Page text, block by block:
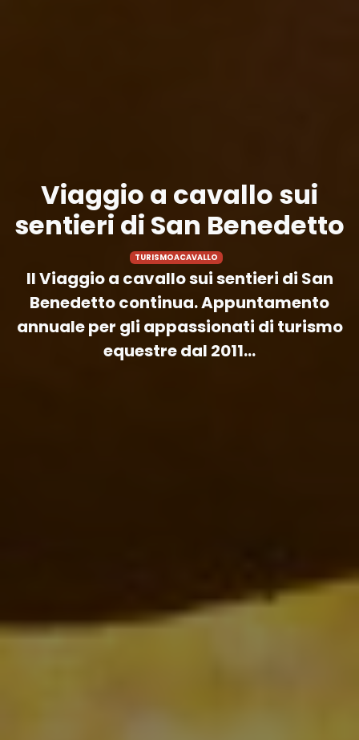
Viaggio a cavallo sui
sentieri di San Benedetto
TURISMOACAVALLO
Il Viaggio a cavallo sui sentieri di San
Benedetto continua. Appuntamento
annuale per gli appassionati di turismo
equestre dal 2011...